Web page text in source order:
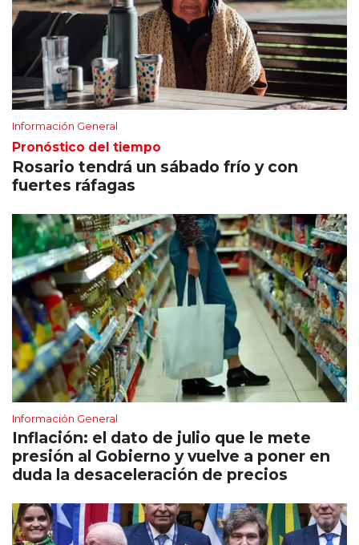
Información General
Pronóstico del tiempo
Rosario tendrá un sábado frío y con
fuertes ráfagas
Información General
Inflación: el dato de julio que le mete
presión al Gobierno y vuelve a poner en
duda la desaceleración de precios